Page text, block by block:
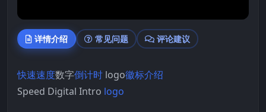
详情介绍 常见问题 评论建议
快速速度数字倒计时 logo徽标介绍
Speed Digital Intro logo